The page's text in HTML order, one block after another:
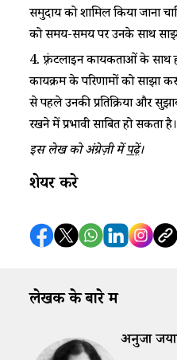
समुदाय को शामिल किया जाना
को समय-समय पर उनके साथ साझा
4. फ़्रंटलाइन कार्यकर्ताओं के
कार्यक्रम के परिणामों को साझा
से पहले उनकी प्रतिक्रिया और
रखने में प्रभावी साबित हो सकता है।
इस लेख को अंग्रेज़ी मेंपढ़ें।
शेयर करे
लेखक के बारे में
अनुजा